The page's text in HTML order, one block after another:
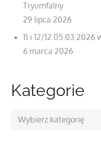
Tryumfalny
29 lipca 2026
11 i 12/12
6 marca 2026
Kategorie
Kategorie